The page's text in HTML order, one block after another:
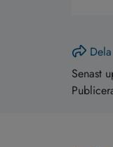
Dela
Senast